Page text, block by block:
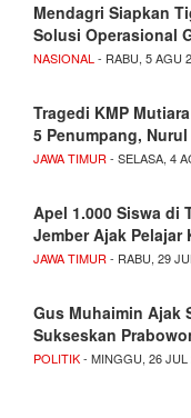
Mendagri Siapkan
Solusi Operasional
NASIONAL - RABU, 5 AGU
Tragedi KMP
5 Penumpang,
JAWA TIMUR - SELASA, 4
Apel 1.000 Siswa di
Jember Ajak
JAWA TIMUR - RABU, 29
Gus Muhaimin Ajak
Sukseskan
POLITIK- MINGGU, 26 JUL